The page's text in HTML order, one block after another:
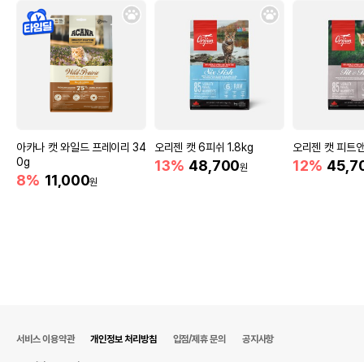
아카나 캣 와일드 프레이리 34
0g
8% 11,000원
오리젠 캣 6피쉬 1.8kg
13% 48,700원
오리젠 캣 피트
12%
서비스 이용약관 개인정보 처리방침 입점/제휴 문의 공지사항